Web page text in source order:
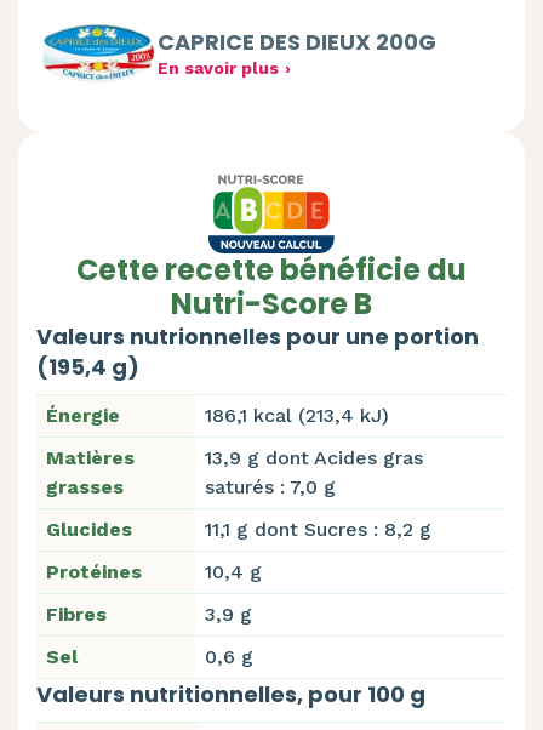
CAPRICE DES DIEUX 200G
En savoir plus
Cette recette bénéficie du
Nutri-Score B
Valeurs nutrionnelles pour une portion
(195,4 g)
Énergie
186,1 kcal (213,4 kJ)
Matières
grasses
13,9 g dont Acides gras
saturés : 7,0 g
Glucides
11,1 g dont Sucres : 8,2 g
Protéines
10,4 g
Fibres
3,9 g
Sel
0,6 g
Valeurs nutritionnelles, pour 100 g